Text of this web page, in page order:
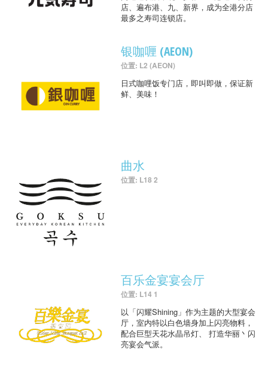
店、遍布港、九、新界，成为全港分店
最多之寿司连锁店。
银咖喱 (AEON)
位置: L2 (AEON)
日式咖哩饭专门店，即叫即做，保证新
鲜、美味！
曲水
位置: L18 2
百乐金宴宴会厅
位置: L14 1
以「闪耀Shining」作为主题的大型宴会
厅，室内特以白色墙身加上闪亮物料，
配合巨型天花水晶吊灯、 打造华丽丶闪
亮宴会气派。